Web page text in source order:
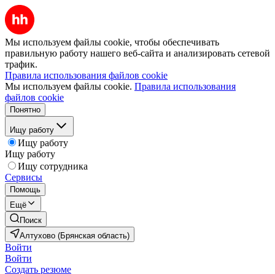
Мы используем файлы cookie, чтобы обеспечивать
правильную работу нашего веб-сайта и анализировать сетевой
трафик.
Правила использования файлов cookie
Мы используем файлы cookie. Правила использования
файлов cookie
Понятно
Ищу работу
Ищу работу
Ищу работу
Ищу сотрудника
Сервисы
Помощь
Ещё
Поиск
Алтухово (Брянская область)
Войти
Войти
Создать резюме